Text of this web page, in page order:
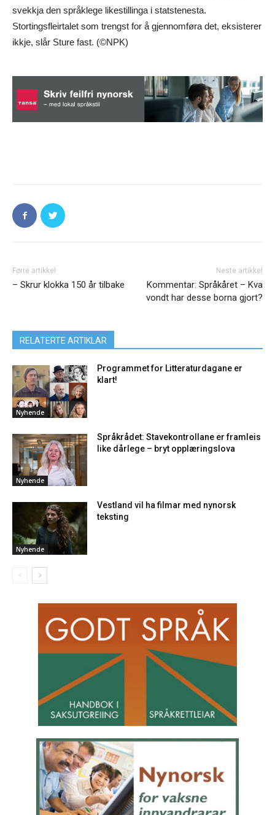
svekkja den språklege likestillinga i statstenesta.
Stortingsfleirtalet som trengst for å gjennomføra det, eksisterer
ikkje, slår Sture fast. (©NPK)
Førre artikkel
– Skrur klokka 150 år tilbake
Neste artikkel
Kommentar: Språkåret – Kva
vondt har desse borna gjort?
RELATERTE ARTIKLAR
Nyhende
Programmet for Litteraturdagane er
klart!
Nyhende
Språkrådet: Stavekontrollane er framleis
like dårlege – bryt opplæringslova
Nyhende
Vestland vil ha filmar med nynorsk
teksting